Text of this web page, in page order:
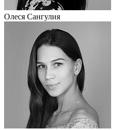
Олеся Сангулия